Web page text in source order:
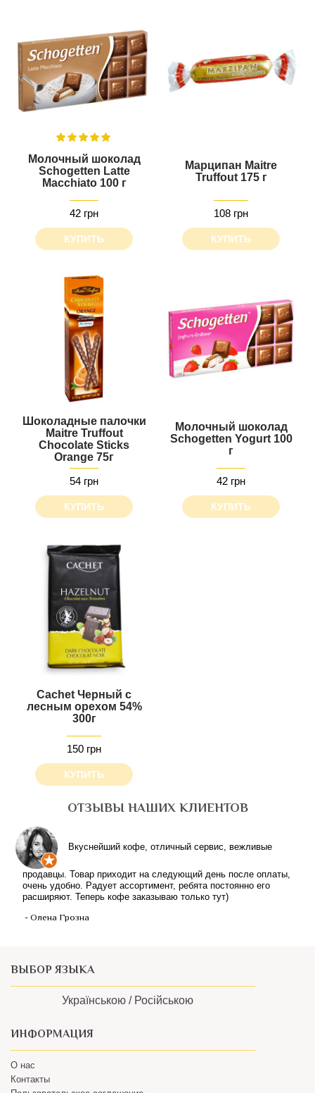
Молочный шоколад
Schogetten Latte
Macchiato 100 г
42 грн
КУПИТЬ
Марципан Maitre
Truffout 175 г
108 грн
КУПИТЬ
Шоколадные палочки
Maitre Truffout
Chocolate Sticks
Orange 75г
54 грн
КУПИТЬ
Молочный шоколад
Schogetten Yogurt 100
г
42 грн
КУПИТЬ
Cachet Черный с
лесным орехом 54%
300г
150 грн
КУПИТЬ
ОТЗЫВЫ НАШИХ КЛИЕНТОВ
Вкуснейший кофе, отличный сервис, вежливые
продавцы. Товар приходит на следующий день после оплаты,
очень удобно. Радует ассортимент, ребята постоянно его
расширяют. Теперь кофе заказываю только тут)
- Олена Грозна